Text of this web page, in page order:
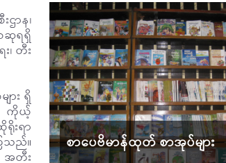
ာန၊
ဆုရရှိ
၊ တီး
ား ရှိ
ကိုယ့်
းရာ
သည်။
အတီး
စာပေဗိမာန်ထုတ် စာအုပ်များ